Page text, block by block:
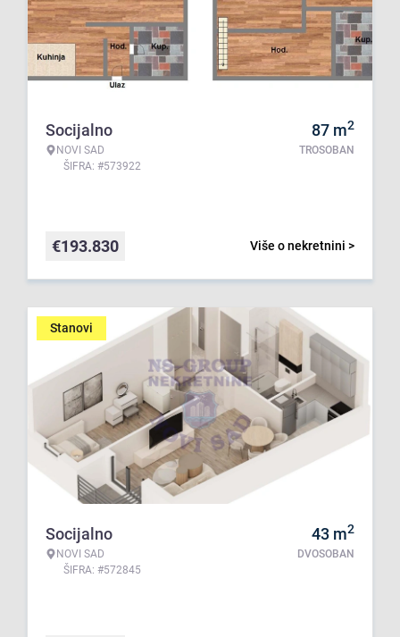
Socijalno
NOVI SAD
ŠIFRA: #573922
87 m2
TROSOBAN
Više o nekretnini >
€193.830
Stanovi
Socijalno
NOVI SAD
ŠIFRA: #572845
43 m2
DVOSOBAN